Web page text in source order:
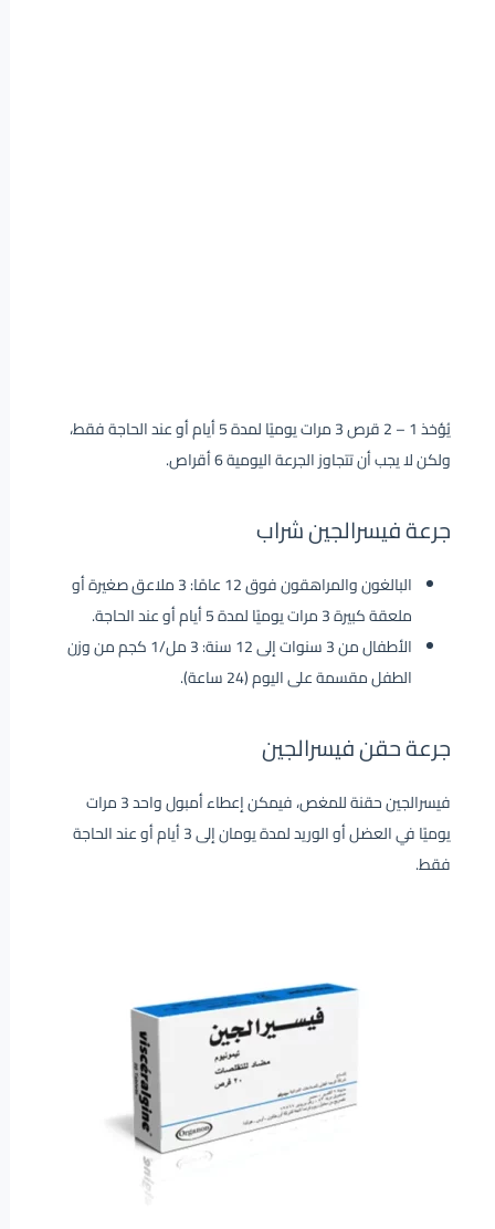
يُؤخذ 1 – 2 قرص 3 مرات يوميًا لمدة 5 أيام أو عند الحاجة فقط،
ولكن لا يجب أن تتجاوز الجرعة اليومية 6 أقراص.
جرعة فيسرالجين شراب
البالغون والمراهقون فوق 12 عامًا: 3 ملاعق صغيرة أو
ملعقة كبيرة 3 مرات يوميًا لمدة 5 أيام أو عند الحاجة.
الأطفال من 3 سنوات إلى 12 سنة: 3 مل/1 كجم من وزن
الطفل مقسمة على اليوم (24 ساعة).
جرعة حقن فيسرالجين
فيسرالجين حقنة للمغص، فيمكن إعطاء أمبول واحد 3 مرات
يوميًا في العضل أو الوريد لمدة يومان إلى 3 أيام أو عند الحاجة
فقط.